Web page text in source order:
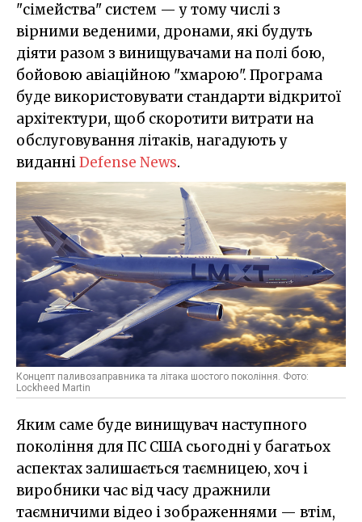
"сімейства" систем — у тому числі з
вірними веденими, дронами, які будуть
діяти разом з винищувачами на полі бою,
бойовою авіаційною "хмарою". Програма
буде використовувати стандарти відкритої
архітектури, щоб скоротити витрати на
обслуговування літаків, нагадують у
виданніDefense News.
Концепт паливозаправника та літака шостого покоління. Фото:
Lockheed Martin
Яким саме буде винищувач наступного
покоління для ПС США сьогодні у багатьох
аспектах залишається таємницею, хоч і
виробники час від часу дражнили
таємничими відео і зображеннями — втім,